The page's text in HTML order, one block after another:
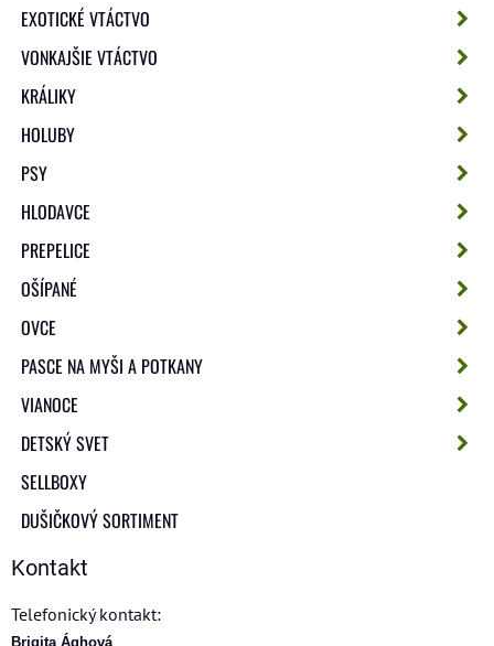
EXOTICKÉ VTÁCTVO
VONKAJŠIE VTÁCTVO
KRÁLIKY
HOLUBY
PSY
HLODAVCE
PREPELICE
OŠÍPANÉ
OVCE
PASCE NA MYŠI A POTKANY
VIANOCE
DETSKÝ SVET
SELLBOXY
DUŠIČKOVÝ SORTIMENT
Kontakt
Telefonický kontakt:
Brigita Ághová